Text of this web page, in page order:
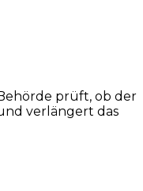
prüft, ob der
verlängert das